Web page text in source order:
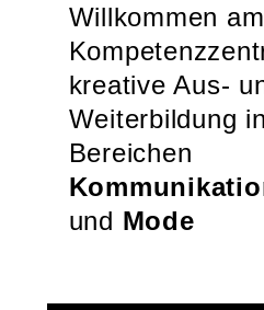
Willkommen am
kreative Aus-
Weiterbildung
Bereichen
und Mode